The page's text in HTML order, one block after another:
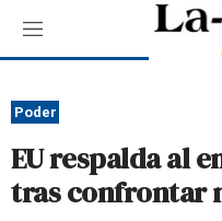
M
e
ú
Poder
EU respalda al
tras confrontar